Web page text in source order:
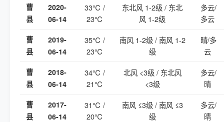
曹
县
2020-
06-14
33℃ /
23℃
东北风 1-2级 / 东北
风 1-2级
多云/
多云
曹
县
2019-
06-14
35℃ /
23℃
南风 1-2级 / 南风 1-2
级
晴/多
云
曹
县
2018-
06-14
34℃ /
21℃
北风 <3级 / 东北风
<3级
多云/
晴
曹
县
2017-
06-14
31℃ /
20℃
南风 ≤3级 / 南风 ≤3
级
多云/
晴